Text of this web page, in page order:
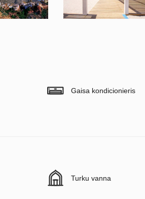
Gaisa kondicionieris
Turku vanna